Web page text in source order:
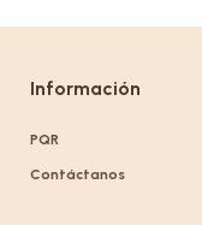
Información
PQR
Contáctanos